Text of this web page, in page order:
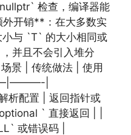
检查，编译器能
开销**：在大多数实
与 `T` 的大小相同或
并且不会引入堆分
景 | 传统做法 | 使用
|
置 | 返回指针或
` 直接返回 | |
或错误码 |